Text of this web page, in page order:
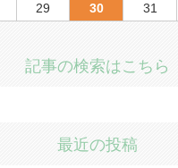
29 30
31
記事の検索はこちら
最近の投稿